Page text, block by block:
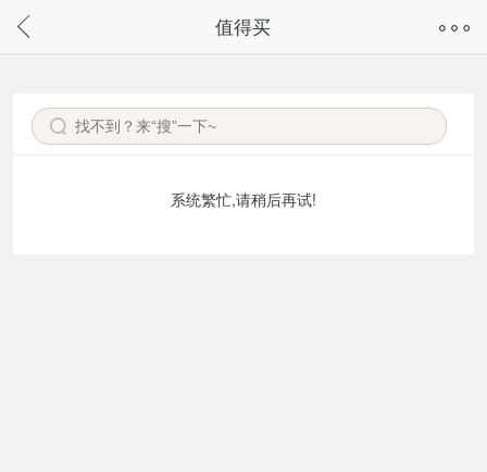
请通过微信或支付宝搜“奇兔客小程序”访问
值得买
系统繁忙,请稍后再试!